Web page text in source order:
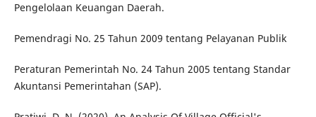
Pengelolaan Keuangan Daerah.
Pemendragi No. 25 Tahun 2009 tentang Pelayanan Publik
Peraturan Pemerintah No. 24 Tahun 2005 tentang Standar
Akuntansi Pemerintahan (SAP).